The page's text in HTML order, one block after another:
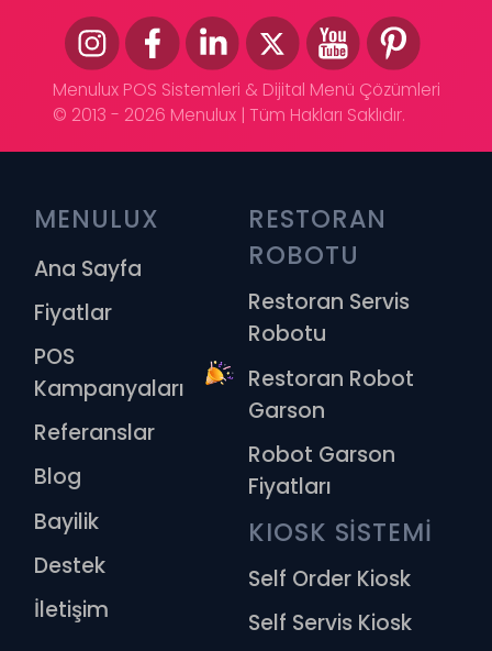
Menulux POS Sistemleri & Dijital Menü Çözümleri
© 2013 - 2026 Menulux | Tüm Hakları Saklıdır.
MENULUX
Ana Sayfa
Fiyatlar
POS
Kampanyaları
Referanslar
Blog
Bayilik
Destek
İletişim
RESTORAN
ROBOTU
Restoran Servis
Robotu
Restoran Robot
Garson
Robot Garson
Fiyatları
KIOSK SİSTEMİ
Self Order Kiosk
Self Servis Kiosk